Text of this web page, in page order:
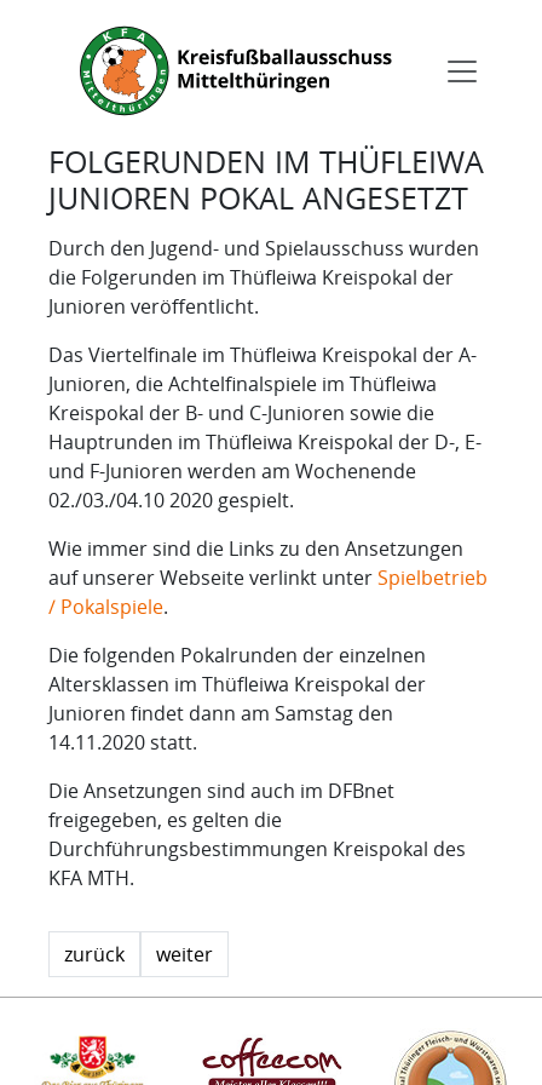
FOLGERUNDEN IM THÜFLEIWA
JUNIOREN POKAL ANGESETZT
Durch den Jugend- und Spielausschuss wurden
die Folgerunden im Thüfleiwa Kreispokal der
Junioren veröffentlicht.
Das Viertelfinale im Thüfleiwa Kreispokal der A-
Junioren, die Achtelfinalspiele im Thüfleiwa
Kreispokal der B- und C-Junioren sowie die
Hauptrunden im Thüfleiwa Kreispokal der D-, E-
und F-Junioren werden am Wochenende
02./03./04.10 2020 gespielt.
Wie immer sind die Links zu den Ansetzungen
auf unserer Webseite verlinkt unterSpielbetrieb
/ Pokalspiele.
Die folgenden Pokalrunden der einzelnen
Altersklassen im Thüfleiwa Kreispokal der
Junioren findet dann am Samstag den
14.11.2020 statt.
Die Ansetzungen sind auch im DFBnet
freigegeben, es gelten die
Durchführungsbestimmungen Kreispokal des
KFA MTH.
zurück weiter